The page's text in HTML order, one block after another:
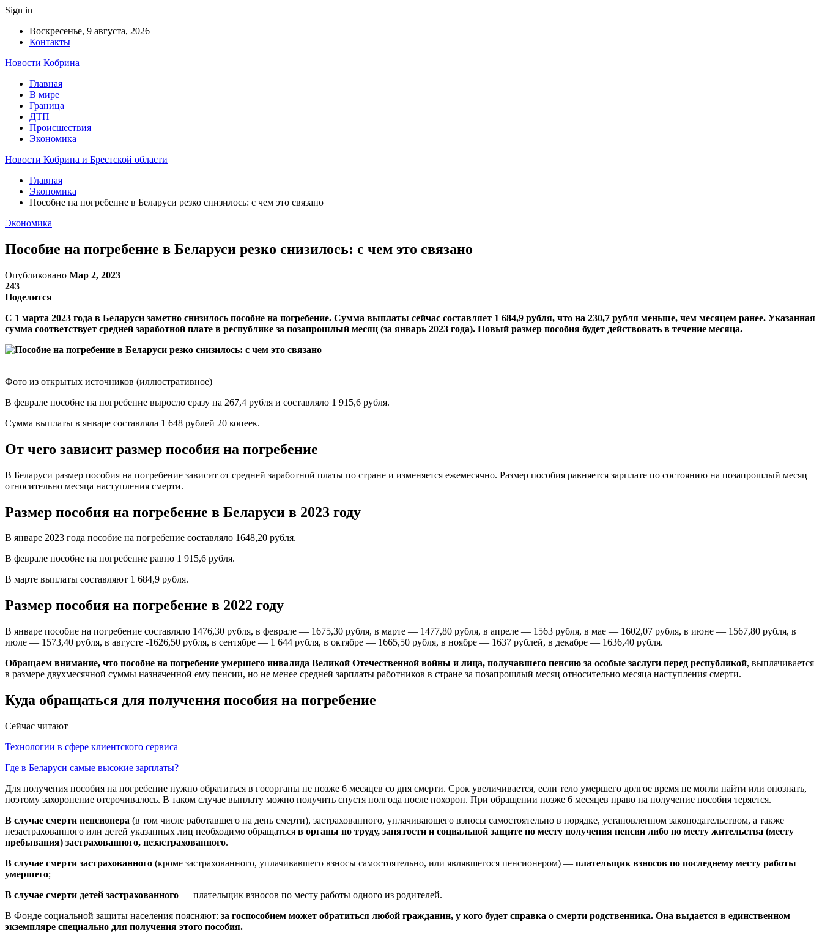
Sign in
Воскресенье, 9 августа, 2026
Контакты
Новости Кобрина
Главная
В мире
Граница
ДТП
Происшествия
Экономика
Новости Кобрина и Брестской области
Главная
Экономика
Пособие на погребение в Беларуси резко снизилось: с чем это связано
Экономика
Пособие на погребение в Беларуси резко снизилось: с чем это связано
Опубликовано Мар 2, 2023
243
Поделится
С 1 марта 2023 года в Беларуси заметно снизилось пособие на погребение. Сумма выплаты сейчас составляет 1 684,9 рубля, что на 230,7 рубля меньше, чем месяцем ранее. Указанная
сумма соответствует средней заработной плате в республике за позапрошлый месяц (за январь 2023 года). Новый размер пособия будет действовать в течение месяца.
Фото из открытых источников (иллюстративное)
В феврале пособие на погребение выросло сразу на 267,4 рубля и составляло 1 915,6 рубля.
Сумма выплаты в январе составляла 1 648 рублей 20 копеек.
От чего зависит размер пособия на погребение
В Беларуси размер пособия на погребение зависит от средней заработной платы по стране и изменяется ежемесячно. Размер пособия равняется зарплате по состоянию на позапрошлый месяц
относительно месяца наступления смерти.
Размер пособия на погребение в Беларуси в 2023 году
В январе 2023 года пособие на погребение составляло 1648,20 рубля.
В феврале пособие на погребение равно 1 915,6 рубля.
В марте выплаты составляют 1 684,9 рубля.
Размер пособия на погребение в 2022 году
В январе пособие на погребение составляло 1476,30 рубля, в феврале — 1675,30 рубля, в марте — 1477,80 рубля, в апреле — 1563 рубля, в мае — 1602,07 рубля, в июне — 1567,80 рубля, в
июле — 1573,40 рубля, в августе -1626,50 рубля, в сентябре — 1 644 рубля, в октябре — 1665,50 рубля, в ноябре — 1637 рублей, в декабре — 1636,40 рубля.
Обращаем внимание, что пособие на погребение умершего инвалида Великой Отечественной войны и лица, получавшего пенсию за особые заслуги перед республикой, выплачивается
в размере двухмесячной суммы назначенной ему пенсии, но не менее средней зарплаты работников в стране за позапрошлый месяц относительно месяца наступления смерти.
Куда обращаться для получения пособия на погребение
Сейчас читают
Технологии в сфере клиентского сервиса
Где в Беларуси самые высокие зарплаты?
Для получения пособия на погребение нужно обратиться в госорганы не позже 6 месяцев со дня смерти. Срок увеличивается, если тело умершего долгое время не могли найти или опознать,
поэтому захоронение отсрочивалось. В таком случае выплату можно получить спустя полгода после похорон. При обращении позже 6 месяцев право на получение пособия теряется.
В случае смерти пенсионера (в том числе работавшего на день смерти), застрахованного, уплачивающего взносы самостоятельно в порядке, установленном законодательством, а также
незастрахованного или детей указанных лиц необходимо обращаться в органы по труду, занятости и социальной защите по месту получения пенсии либо по месту жительства (месту
пребывания) застрахованного, незастрахованного.
В случае смерти застрахованного (кроме застрахованного, уплачивавшего взносы самостоятельно, или являвшегося пенсионером) — плательщик взносов по последнему месту работы
умершего;
В случае смерти детей застрахованного — плательщик взносов по месту работы одного из родителей.
В Фонде социальной защиты населения поясняют: за госпособием может обратиться любой гражданин, у кого будет справка о смерти родственника. Она выдается в единственном
экземпляре специально для получения этого пособия.